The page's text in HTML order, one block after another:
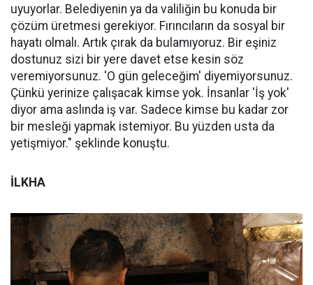
uyuyorlar. Belediyenin ya da valiliğin bu konuda bir
çözüm üretmesi gerekiyor. Fırıncıların da sosyal bir
hayatı olmalı. Artık çırak da bulamıyoruz. Bir eşiniz
dostunuz sizi bir yere davet etse kesin söz
veremiyorsunuz. 'O gün geleceğim' diyemiyorsunuz.
Çünkü yerinize çalışacak kimse yok. İnsanlar 'İş yok'
diyor ama aslında iş var. Sadece kimse bu kadar zor
bir mesleği yapmak istemiyor. Bu yüzden usta da
yetişmiyor." şeklinde konuştu.
İLKHA